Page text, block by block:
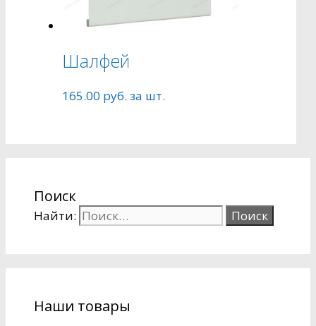
Шалфей
165.00 руб. за шт.
Поиск
Найти:
Наши товары